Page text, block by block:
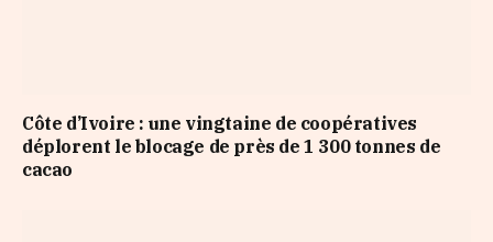
Côte d’Ivoire : une vingtaine de coopératives
déplorent le blocage de près de 1 300 tonnes de
cacao